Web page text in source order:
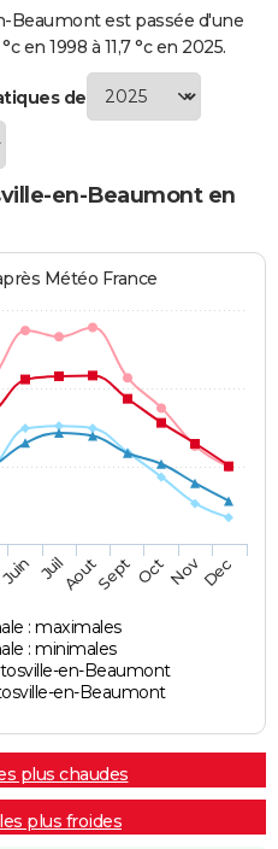
Beaumont est passée d'une
en 1998 à 11,7 °c en 2025.
de
en-Beaumont en
Météo France
: maximales
: minimales
en-Beaumont
en-Beaumont
Juin JuilAoutSept OctNovDec
plus chaudes
plus froides